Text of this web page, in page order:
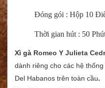
Đóng gói : Hộp 10
Thời gian hút : 50
Xì gà Romeo Y Julieta
dành riêng cho các hệ
Del Habanos trên toàn cầu.